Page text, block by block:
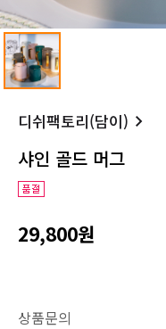
디쉬팩토리(담이)
샤인 골드 머그
29,800원
상품문의